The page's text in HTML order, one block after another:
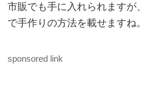
市販でも手に入れられますが
で手作りの方法を載せますね。
sponsored link